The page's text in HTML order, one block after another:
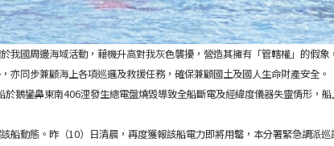
國周邊海域活動，藉機升高對我灰色襲擾，營造其擁有「管轄權」的假
同步兼顧海上各項巡邏及救援任務，確保兼顧國土及國人生命財產安全。
鵝鑾鼻東南406浬發生總電盤燒毀導致全船斷電及經緯度儀器失靈情形，
動態。昨（10）日清晨，再度獲報該船電力即將用罄，本分署緊急調派巡